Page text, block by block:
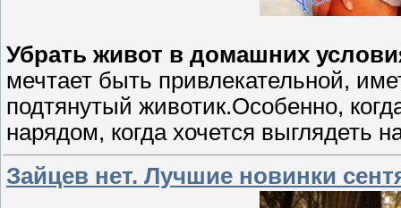
Убрать живот в домашних
мечтает быть привлекательной,
подтянутый животик.Особенно,
нарядом, когда хочется выглядеть
Зайцев нет. Лучшие новинки